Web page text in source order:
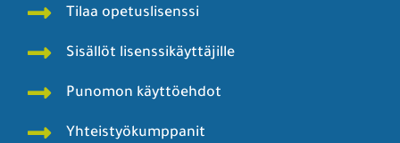
Tilaa opetuslisenssi
Sisällöt lisenssikäyttäjille
Punomon käyttöehdot
Yhteistyökumppanit